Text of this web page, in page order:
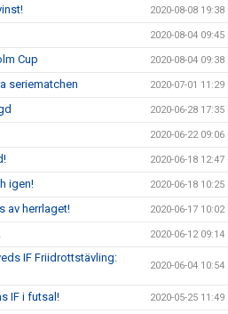
2020-08-08 19:38
2020-08-04 09:45
Cup 2020-08-04 09:38
seriematchen 2020-07-01 11:29
2020-06-28 17:35
2020-06-22 09:06
2020-06-18 12:47
igen! 2020-06-18 10:25
av herrlaget! 2020-06-17 10:02
2020-06-12 09:14
IF Friidrottstävling:
2020-06-04 10:54
IF i futsal! 2020-05-25 11:49